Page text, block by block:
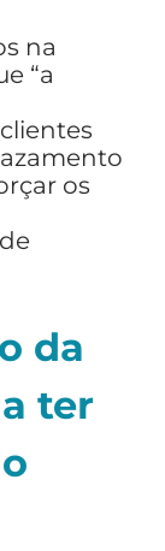
na
“a
os
da
ter